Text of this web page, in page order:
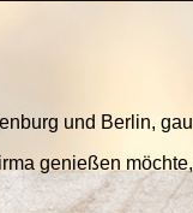
und Berlin,
genießen